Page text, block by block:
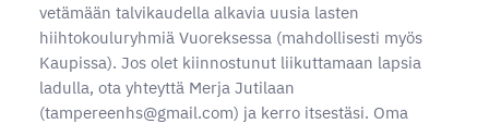
vetämään talvikaudella alkavia uusia lasten
hiihtokouluryhmiä Vuoreksessa (mahdollisesti myös
Kaupissa). Jos olet kiinnostunut liikuttamaan lapsia
ladulla, ota yhteyttä Merja Jutilaan
(tampereenhs@gmail.com) ja kerro itsestäsi. Oma